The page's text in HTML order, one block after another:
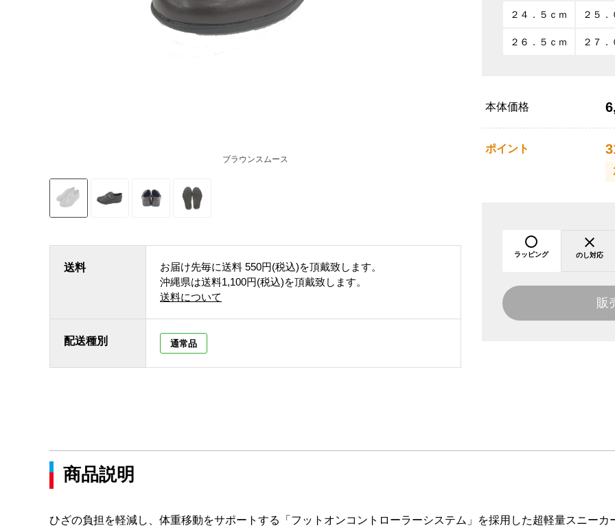
ブラウンスムース
送料 お届け先毎に送料 550円(税込)を頂戴致します。
沖縄県は送料1,100円(税込)を頂戴致します。
送料について
配送種別 通常品
２４．５ｃｍ ２５．
２６．５ｃｍ ２７．
本体価格
ポイント
ラッピング のし対応
販
商品説明
ひざの負担を軽減し、体重移動をサポートする「フットオンコントローラーシステム」を採用した超軽量スニーカ